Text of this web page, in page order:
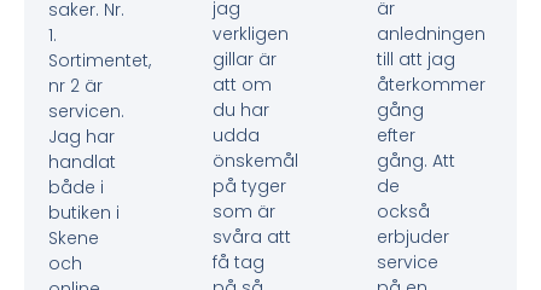
saker. Nr.
1.
Sortimentet,
nr 2 är
servicen.
Jag har
handlat
både i
butiken i
Skene
och
jag
verkligen
gillar är
att om
du har
udda
önskemål
på tyger
som är
svåra att
få tag
är
anledningen
till att jag
återkommer
gång
efter
gång. Att
de
också
erbjuder
service